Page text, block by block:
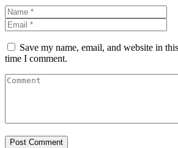
Save my name, email, and website in
time I comment.